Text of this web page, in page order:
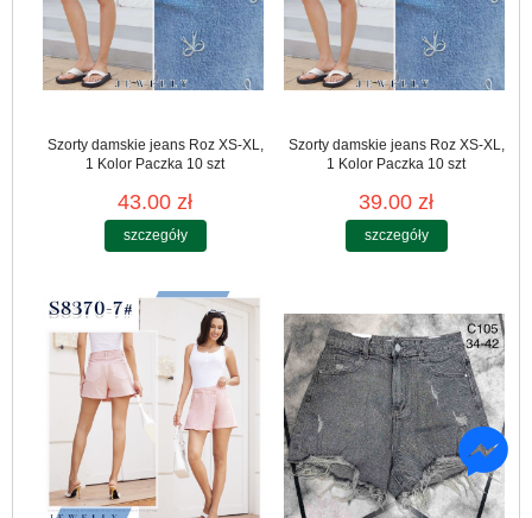
Szorty damskie jeans Roz XS-XL,
1 Kolor Paczka 10 szt
43.00 zł
szczegóły
Szorty damskie jeans Roz XS-XL,
1 Kolor Paczka 10 szt
39.00 zł
szczegóły